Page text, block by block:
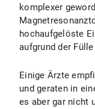
komplexer
hochaufgelöste
aufgrund der
Einige Ärzte
und geraten in
es aber gar nicht